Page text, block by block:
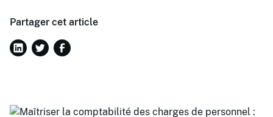
Partager cet article